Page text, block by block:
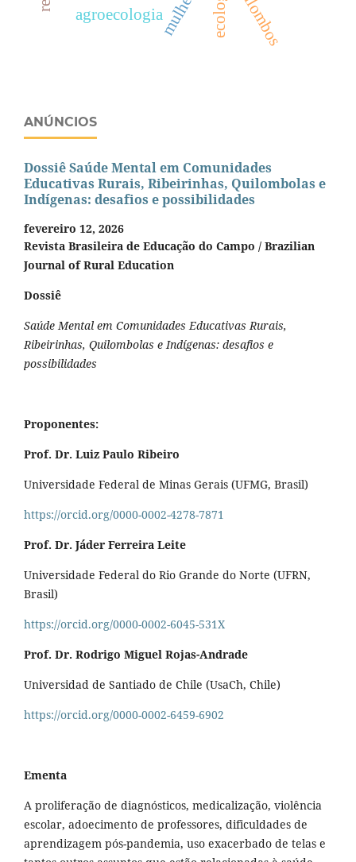
agroecologia
ANÚNCIOS
Dossiê Saúde Mental em Comunidades
Educativas Rurais, Ribeirinhas, Quilombolas e
Indígenas: desafios e possibilidades
fevereiro 12, 2026
Revista Brasileira de Educação do Campo / Brazilian
Journal of Rural Education
Dossiê
Saúde Mental em Comunidades Educativas Rurais,
Ribeirinhas, Quilombolas e Indígenas: desafios e
possibilidades
Proponentes:
Prof. Dr. Luiz Paulo Ribeiro
Universidade Federal de Minas Gerais (UFMG, Brasil)
https://orcid.org/0000-0002-4278-7871
Prof. Dr. Jáder Ferreira Leite
Universidade Federal do Rio Grande do Norte (UFRN,
Brasil)
https://orcid.org/0000-0002-6045-531X
Prof. Dr. Rodrigo Miguel Rojas-Andrade
Universidad de Santiado de Chile (UsaCh, Chile)
https://orcid.org/0000-0002-6459-6902
Ementa
A proliferação de diagnósticos, medicalização, violência
escolar, adoecimento de professores, dificuldades de
aprendizagem pós-pandemia, uso exacerbado de telas e